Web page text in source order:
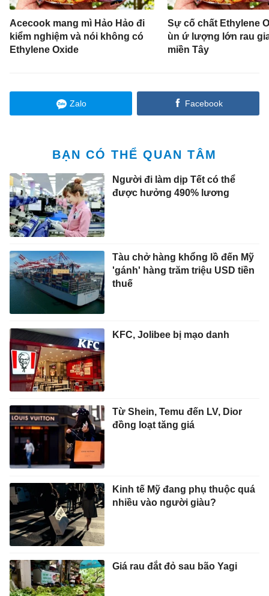
Acecook mang mì Hảo Hảo đi
kiểm nghiệm và nói không có
Ethylene Oxide
Sự cố chất Ethylene
ùn ứ lượng lớn rau
miền Tây
Zalo Facebook
BẠN CÓ THỂ QUAN TÂM
Người đi làm dịp Tết có thể
được hưởng 490% lương
Tàu chở hàng khổng lồ đến Mỹ
'gánh' hàng trăm triệu USD tiền
thuế
KFC, Jolibee bị mạo danh
Từ Shein, Temu đến LV, Dior
đồng loạt tăng giá
Kinh tế Mỹ đang phụ thuộc quá
nhiều vào người giàu?
Giá rau đắt đỏ sau bão Yagi